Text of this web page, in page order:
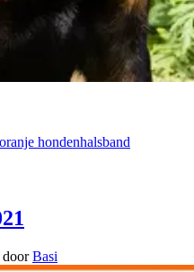
oranje hondenhalsband
doorBasi